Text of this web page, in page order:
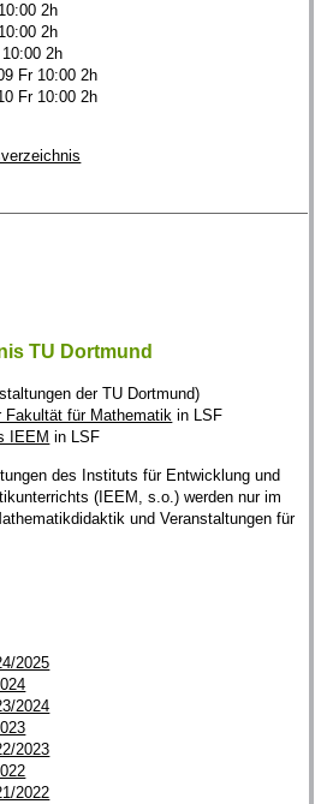
2h
2h
2h
Fr 10:00 2h
Fr 10:00 2h
TU Dortmund
der TU Dortmund)
Fakultät für Mathematik in LSF
IEEM in LSF
des Instituts für Entwicklung und
(IEEM, s.o.) werden nur im
und Veranstaltungen für
2025
2024
2023
2022